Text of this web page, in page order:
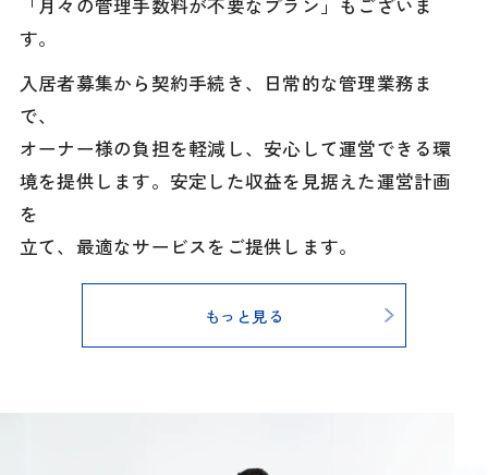
す。
入居者募集から契約手続き、日常的な管理業務ま
で、
オーナー様の負担を軽減し、安心して運営できる環
境を提供します。安定した収益を見据えた運営計画
を
立て、最適なサービスをご提供します。
もっと見る